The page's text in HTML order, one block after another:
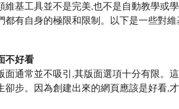
維基工具並不是完美,也不是自動教學或
都有自身的極限和限制。以下是一些對
不好看
面通常並不吸引,其版面選項十分有限。
卻步。因為創建出來的網頁應該是好看,